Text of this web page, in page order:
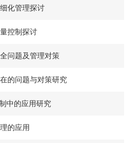
化管理探讨
控制探讨
问题及管理对策
的问题与对策研究
中的应用研究
的应用